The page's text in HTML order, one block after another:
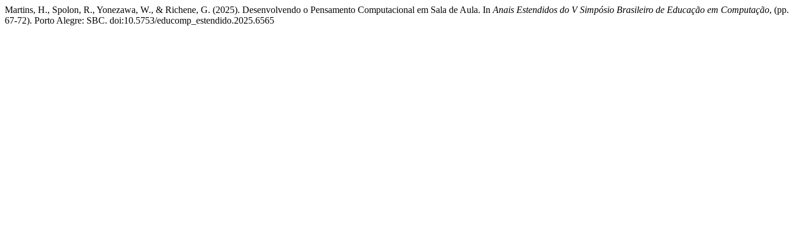
Martins, H., Spolon, R., Yonezawa, W., & Richene, G. (2025). Desenvolvendo o Pensamento Computacional em Sala de Aula. In Anais Estendidos do V Simpósio Brasileiro de Educação em Computação, (pp.
67-72). Porto Alegre: SBC. doi:10.5753/educomp_estendido.2025.6565